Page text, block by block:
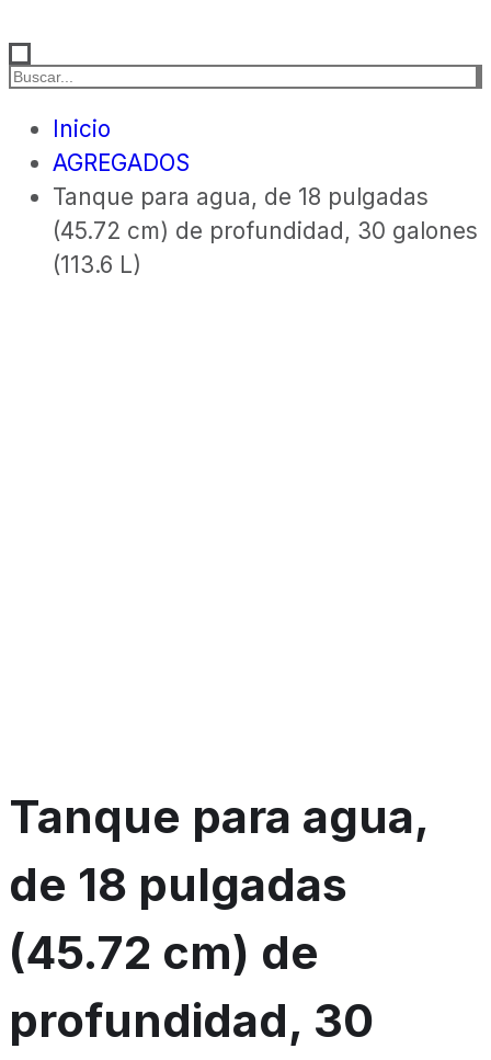
Inicio
AGREGADOS
Tanque para agua, de 18 pulgadas
(45.72 cm) de profundidad, 30 galones
(113.6 L)
Tanque para agua,
de 18 pulgadas
(45.72 cm) de
profundidad, 30